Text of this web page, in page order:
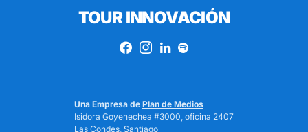
TOUR INNOVACIÓN
Una Empresa de Plan de Medios
Isidora Goyenechea #3000, oficina 2407
Las Condes, Santiago